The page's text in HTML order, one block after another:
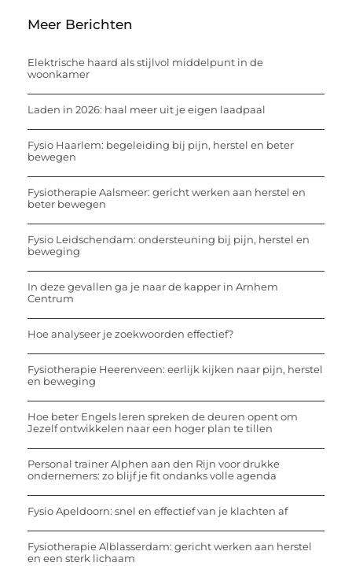
Meer Berichten
Elektrische haard als stijlvol middelpunt in de
woonkamer
Laden in 2026: haal meer uit je eigen laadpaal
Fysio Haarlem: begeleiding bij pijn, herstel en beter
bewegen
Fysiotherapie Aalsmeer: gericht werken aan herstel en
beter bewegen
Fysio Leidschendam: ondersteuning bij pijn, herstel en
beweging
In deze gevallen ga je naar de kapper in Arnhem
Centrum
Hoe analyseer je zoekwoorden effectief?
Fysiotherapie Heerenveen: eerlijk kijken naar pijn, herstel
en beweging
Hoe beter Engels leren spreken de deuren opent om
Jezelf ontwikkelen naar een hoger plan te tillen
Personal trainer Alphen aan den Rijn voor drukke
ondernemers: zo blijf je fit ondanks volle agenda
Fysio Apeldoorn: snel en effectief van je klachten af
Fysiotherapie Alblasserdam: gericht werken aan herstel
en een sterk lichaam